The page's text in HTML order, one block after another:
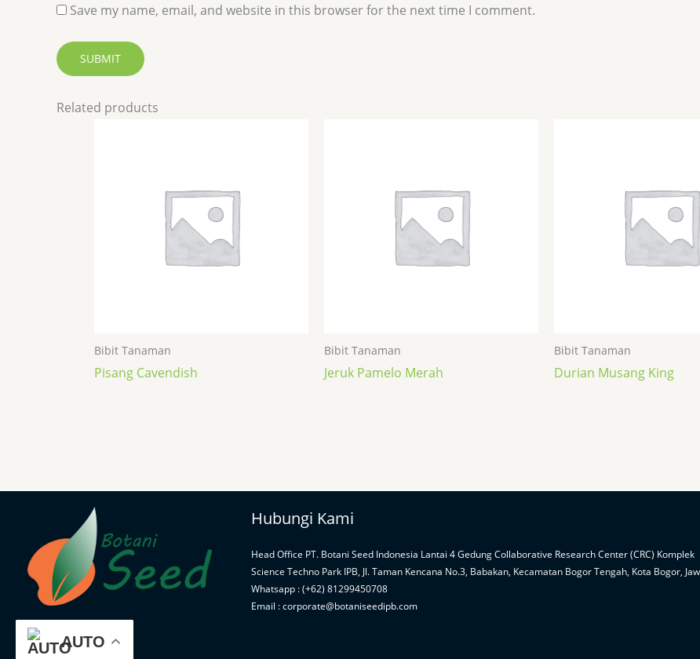
Save my name, email, and website in this browser for the next time I comment.
Related products
Bibit Tanaman
Pisang Cavendish
Bibit Tanaman
Jeruk Pamelo Merah
Bibit Tanaman
Durian Musang King
Hubungi Kami
Head Office PT. Botani Seed Indonesia Lantai 4 Gedung Collaborative Research Center (CRC) Komplek
Science Techno Park IPB, Jl. Taman Kencana No.3, Babakan, Kecamatan Bogor Tengah, Kota Bogor,
Whatsapp : (+62) 81299450708
Email : corporate@botaniseedipb.com
AUTO